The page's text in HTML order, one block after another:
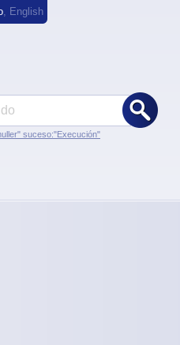
, English
suceso:"Execución"